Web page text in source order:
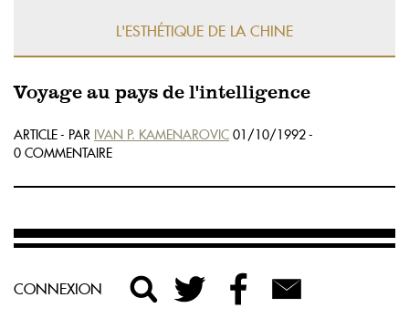
L'ESTHÉTIQUE DE LA CHINE
Voyage au pays de l'intelligence
ARTICLE - PAR IVAN P. KAMENAROVIC 01/10/1992 -
0 COMMENTAIRE
CONNEXION